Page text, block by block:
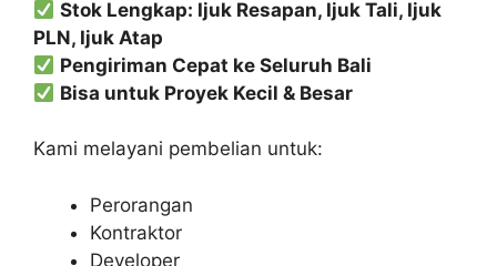
Stok Lengkap: Ijuk Resapan, Ijuk Tali, Ijuk
PLN, Ijuk Atap
Pengiriman Cepat ke Seluruh Bali
Bisa untuk Proyek Kecil & Besar
Kami melayani pembelian untuk:
Perorangan
Kontraktor
Developer